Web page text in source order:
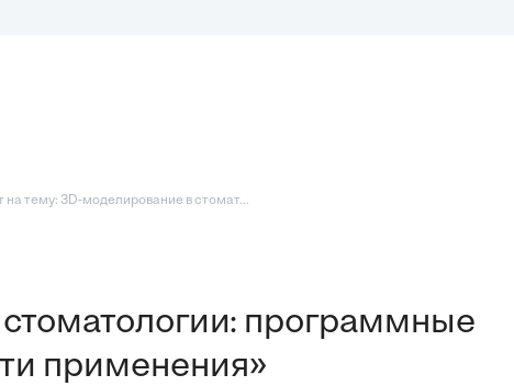
на тему: 3D-моделирование в стомат...
программные
применения»